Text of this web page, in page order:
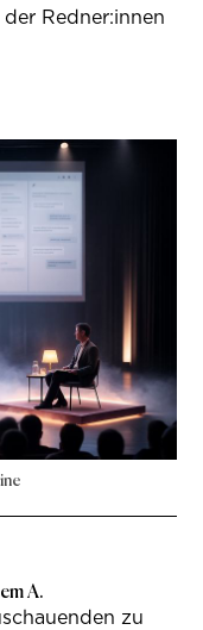
Redner:innen
A.
zu